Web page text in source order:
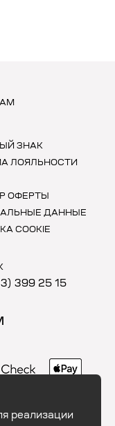
ЗНАК
ЛОЯЛЬНОСТИ
ОФЕРТЫ
ДАННЫЕ
COOKIE
399 25 15
реализации